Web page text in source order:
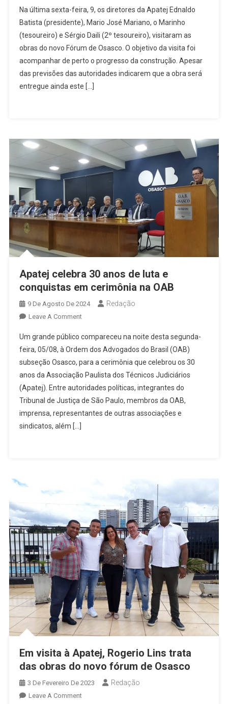
Da
Apatej
Visitam
Obras
Do
Novo
Fórum
Entrega
Do
Espaço
Na última sexta-feira, 9, os diretores da Apatej Ednaldo
Batista (presidente), Mario José Mariano, o Marinho
(tesoureiro) e Sérgio Daili (2º tesoureiro), visitaram as
obras do novo Fórum de Osasco. O objetivo da visita foi
acompanhar de perto o progresso da construção. Apesar
das previsões das autoridades indicarem que a obra será
entregue ainda este […]
Apatej celebra 30 anos de luta e
conquistas em cerimônia na OAB
9 De Agosto De 2024 Redação
Leave A CommentOn
Celebra
30
Anos
De
Luta
E
Conquistas
Um grande público compareceu na noite desta segunda-
feira, 05/08, à Ordem dos Advogados do Brasil (OAB)
subseção Osasco, para a cerimônia que celebrou os 30
anos da Associação Paulista dos Técnicos Judiciários
(Apatej). Entre autoridades políticas, integrantes do
Tribunal de Justiça de São Paulo, membros da OAB,
imprensa, representantes de outras associações e
sindicatos, além […]
Em visita à Apatej, Rogerio Lins trata
das obras do novo fórum de Osasco
3 De Fevereiro De 2023 Redação
Leave A CommentOn